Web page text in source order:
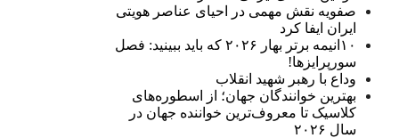
صفویه نقش مهمی در احیای عناصر هویتی
ایران ایفا کرد
۱۰انیمه برتر بهار ۲۰۲۶ که باید ببینید: فصل
سورپرایزها!
وداع با رهبر شهید انقلاب
بهترین خوانندگان جهان؛ از اسطوره‌های
کلاسیک تا معروف‌ترین خواننده جهان در
سال ۲۰۲۶